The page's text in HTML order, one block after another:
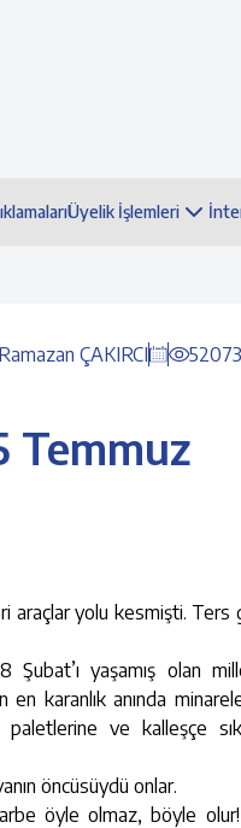
Üyelik İşlemleri
ÇAKIRCI
Temmuz
araçlar yolu kesmişti. Ters
yaşamış olan
karanlık anında
ve kalleşçe
öncüsüydü onlar.
öyle olmaz, böyle